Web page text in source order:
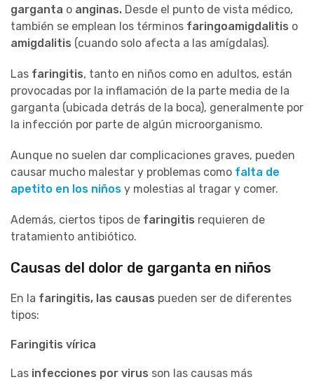
garganta o anginas. Desde el punto de vista médico,
también se emplean los términos faringoamigdalitis o
amigdalitis (cuando solo afecta a las amígdalas).
Las faringitis, tanto en niños como en adultos, están
provocadas por la inflamación de la parte media de la
garganta (ubicada detrás de la boca), generalmente por
la infección por parte de algún microorganismo.
Aunque no suelen dar complicaciones graves, pueden
causar mucho malestar y problemas como falta de
apetito en los niños y molestias al tragar y comer.
Además, ciertos tipos de faringitis requieren de
tratamiento antibiótico.
Causas del dolor de garganta en niños
En la faringitis, las causas pueden ser de diferentes
tipos:
Faringitis vírica
Las infecciones por virus son las causas más